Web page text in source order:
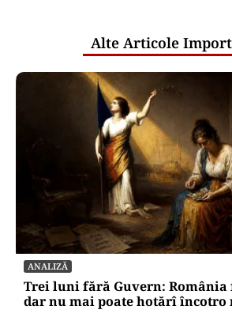
Alte Articole
ANALIZĂ
Trei luni fără Guvern: România
dar nu mai poate hotărî încotro